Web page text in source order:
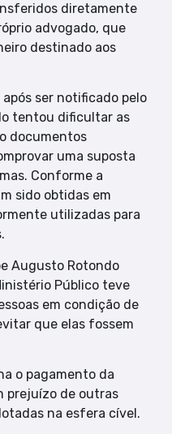
diretamente
advogado, que
destinado aos
ser notificado pelo
tentou dificultar as
documentos
uma suposta
Conforme a
sido obtidas em
utilizadas para
Augusto Rotondo
Público teve
em condição de
que elas fossem
o pagamento da
prejuízo de outras
na esfera cível.